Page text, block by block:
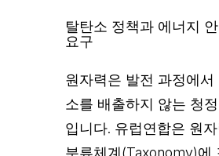
탈탄소 정책과 에너지
요구
원자력은 발전 과정에서
소를 배출하지 않는 청
입니다. 유럽연합은 원
분류체계(Taxonomy)에